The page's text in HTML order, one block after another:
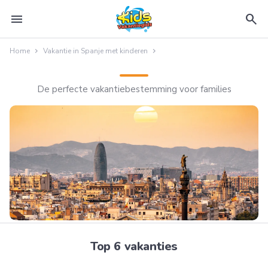
menu search
Home Vakantie in Spanje met kinderen
De perfecte vakantiebestemming voor families
Top 6 vakanties